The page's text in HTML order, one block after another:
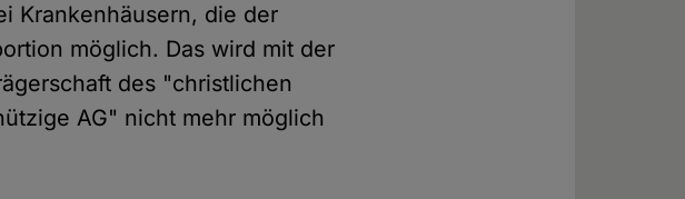
Krankenhäusern, die der
möglich. Das wird mit der
des "christlichen
AG" nicht mehr möglich